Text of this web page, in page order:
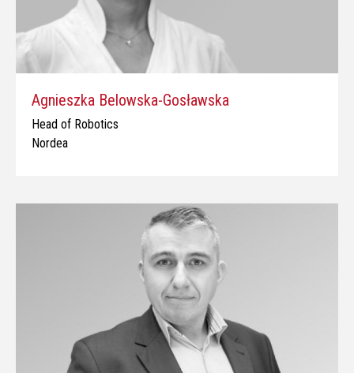
Agnieszka Belowska-Gosławska
Head of Robotics
Nordea